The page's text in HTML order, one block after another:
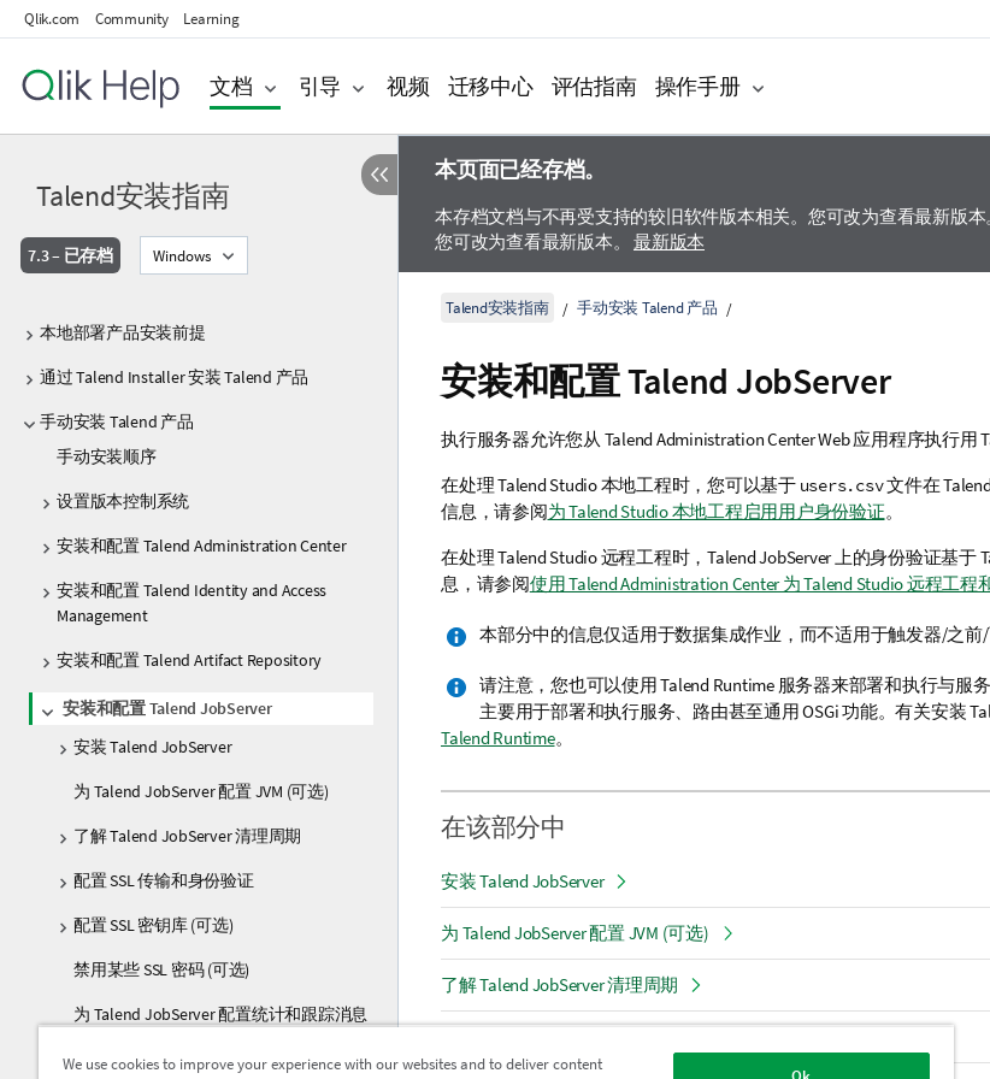
Qlik.com Community Learning
文档 引导 视频 迁移中心 评估指南 操作手册
Talend安装指南
7.3 – 已存档 Windows
本地部署产品安装前提
通过 Talend Installer 安装 Talend 产品
手动安装 Talend 产品
手动安装顺序
设置版本控制系统
安装和配置 Talend Administration Center
安装和配置 Talend Identity and Access
Management
安装和配置 Talend Artifact Repository
安装和配置 Talend JobServer
安装 Talend JobServer
为 Talend JobServer 配置 JVM (可选)
了解 Talend JobServer 清理周期
配置 SSL 传输和身份验证
配置 SSL 密钥库 (可选)
禁用某些 SSL 密码 (可选)
为 Talend JobServer 配置统计和跟踪消息
本页面已经存档。
本存档文档与不再受支持的较旧软件版本相关。您可改为查看最新版本
您可改为查看最新版本。 最新版本
Talend安装指南 手动安装 Talend 产品
安装和配置Talend JobServer
执行服务器允许您从 Talend Administration CenterWeb 应用程序执行用
在处理Talend Studio本地工程时，您可以基于 users.csv文件在
信息，请参阅为 Talend Studio 本地工程启用用户身份验证。
在处理Talend Studio远程工程时， Talend JobServer上的身份验证基于
息，请参阅使用 Talend Administration Center 为 Talend Studio 远程工
本部分中的信息仅适用于数据集成作业，而不适用于触发器/之前/
请注意，您也可以使用Talend Runtime服务器来部署和执行与服
主要用于部署和执行服务、路由甚至通用 OSGi 功能。有关安装
Talend Runtime。
在该部分中
安装 Talend JobServer
为 Talend JobServer 配置 JVM (可选)
了解 Talend JobServer 清理周期
We use cookies to improve your experience with our websites and to deliver content